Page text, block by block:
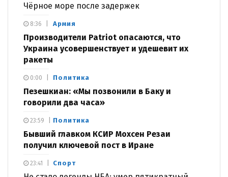
Чёрное море после задержек
Армия
Производители Patriot опасаются, что
Украина усовершенствует и удешевит их
ракеты
8:36
Политика
Пезешкиан: «Мы позвонили в Баку и
говорили два часа»
0:00
Политика
Бывший главком КСИР Мохсен Резаи
получил ключевой пост в Иране
23:59
Спорт
23:41